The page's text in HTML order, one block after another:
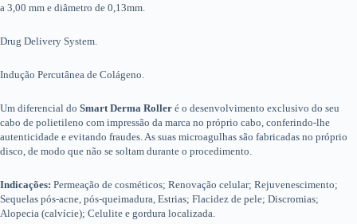
a 3,00 mm e diâmetro de 0,13mm.
Drug Delivery System.
Indução Percutânea de Colágeno.
Um diferencial do Smart Derma Roller é o desenvolvimento exclusivo do seu
cabo de polietileno com impressão da marca no próprio cabo, conferindo-lhe
autenticidade e evitando fraudes. As suas microagulhas são fabricadas no próprio
disco, de modo que não se soltam durante o procedimento.
Indicações: Permeação de cosméticos; Renovação celular; Rejuvenescimento;
Sequelas pós-acne, pós-queimadura, Estrias; Flacidez de pele; Discromias;
Alopecia (calvície); Celulite e gordura localizada.